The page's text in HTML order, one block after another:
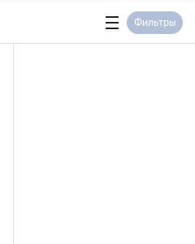
Фильтры